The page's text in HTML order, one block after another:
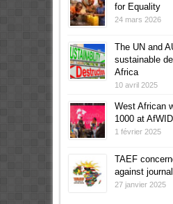
for Equality
24 mars 2026
The UN and
sustainable
Africa
10 avril 2025
West African
1000 at
1 février 2025
TAEF
against
27 janvier 2025